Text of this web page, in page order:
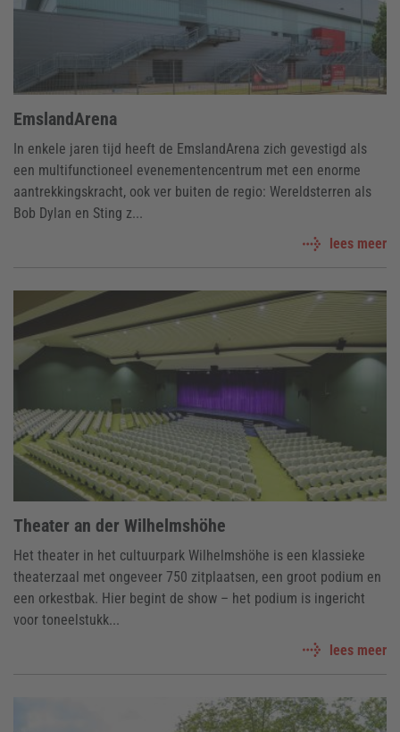
EmslandArena
In enkele jaren tijd heeft de EmslandArena zich gevestigd als
een multifunctioneel evenementencentrum met een enorme
aantrekkingskracht, ook ver buiten de regio: Wereldsterren als
Bob Dylan en Sting z...
lees meer
Theater an der Wilhelmshöhe
Het theater in het cultuurpark Wilhelmshöhe is een klassieke
theaterzaal met ongeveer 750 zitplaatsen, een groot podium en
een orkestbak. Hier begint de show – het podium is ingericht
voor toneelstukk...
lees meer